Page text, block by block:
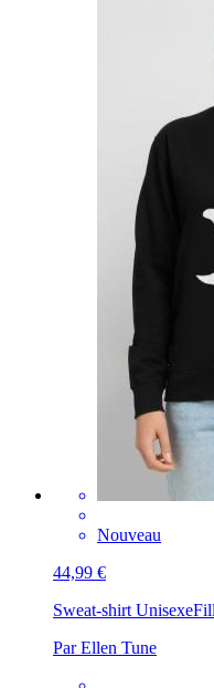
Nouveau
44,99 €
Sweat-shirt Unisexe
Par Ellen Tune